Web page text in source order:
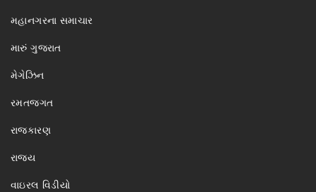
મહાનગરના સમાચાર
મારું ગુજરાત
મેગેઝિન
રમતજગત
રાજકારણ
રાજ્ય
વાઇરલ વિડીયો